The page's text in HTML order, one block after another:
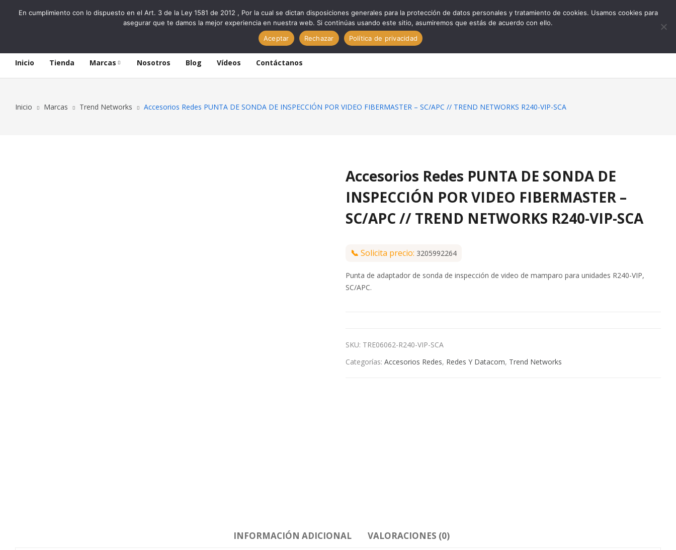
0
Inicio Tienda Marcas Nosotros Blog Vídeos Contáctanos
Inicio Marcas Trend Networks Accesorios Redes PUNTA DE SONDA DE INSPECCIÓN POR VIDEO FIBERMASTER – SC/APC // TREND NETWORKS R240-VIP-SCA
Accesorios Redes PUNTA DE SONDA DE
INSPECCIÓN POR VIDEO FIBERMASTER –
SC/APC // TREND NETWORKS R240-VIP-SCA
📞 Solicita precio: 3205992264
Punta de adaptador de sonda de inspección de video de mamparo para unidades R240-VIP,
SC/APC.
SKU: TRE06062-R240-VIP-SCA
Categorías: Accesorios Redes, Redes Y Datacom, Trend Networks
INFORMACIÓN ADICIONAL VALORACIONES (0)
En cumplimiento con lo dispuesto en el Art. 3 de la Ley 1581 de 2012 , Por la cual se dictan disposiciones generales para la protección de datos personales y tratamiento de cookies. Usamos cookies para
asegurar que te damos la mejor experiencia en nuestra web. Si continúas usando este sitio, asumiremos que estás de acuerdo con ello.
Aceptar
Rechazar Política de privacidad